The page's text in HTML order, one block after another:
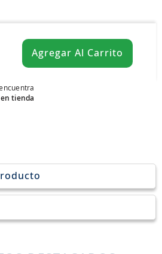
Agregar Al Carrito
tienda